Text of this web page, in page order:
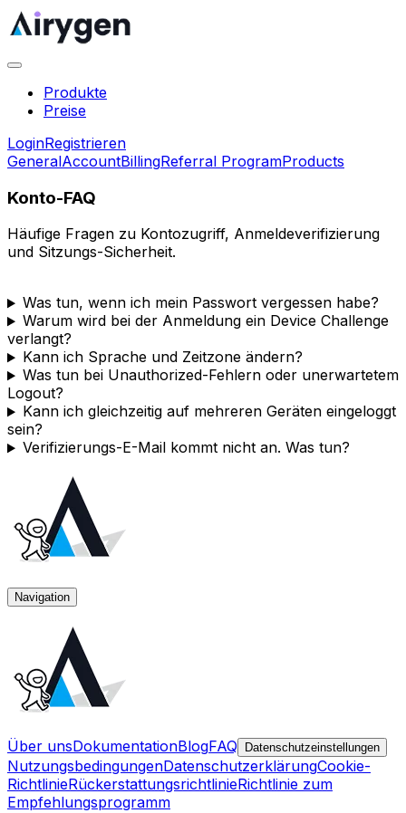
Produkte
Preise
LoginRegistrieren
GeneralAccountBillingReferral ProgramProducts
Konto-FAQ
Häufige Fragen zu Kontozugriff, Anmeldeverifizierung
und Sitzungs-Sicherheit.
Was tun, wenn ich mein Passwort vergessen habe?
Warum wird bei der Anmeldung ein Device Challenge
verlangt?
Kann ich Sprache und Zeitzone ändern?
Was tun bei Unauthorized-Fehlern oder unerwartetem
Logout?
Kann ich gleichzeitig auf mehreren Geräten eingeloggt
sein?
Verifizierungs-E-Mail kommt nicht an. Was tun?
Navigation
Über unsDokumentationBlogFAQ Datenschutzeinstellungen
NutzungsbedingungenDatenschutzerklärungCookie-
RichtlinieRückerstattungsrichtlinieRichtlinie zum
Empfehlungsprogramm